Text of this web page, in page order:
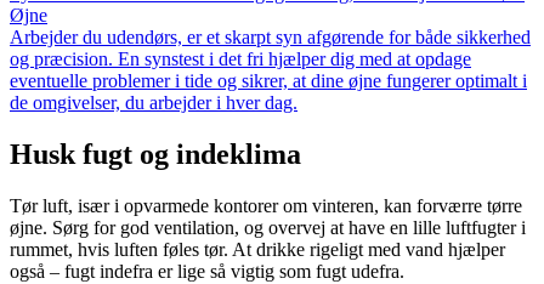
Øjne
Arbejder du udendørs, er et skarpt syn afgørende for både sikkerhed
og præcision. En synstest i det fri hjælper dig med at opdage
eventuelle problemer i tide og sikrer, at dine øjne fungerer optimalt i
de omgivelser, du arbejder i hver dag.
Husk fugt og indeklima
Tør luft, især i opvarmede kontorer om vinteren, kan forværre tørre
øjne. Sørg for god ventilation, og overvej at have en lille luftfugter i
rummet, hvis luften føles tør. At drikke rigeligt med vand hjælper
også – fugt indefra er lige så vigtig som fugt udefra.